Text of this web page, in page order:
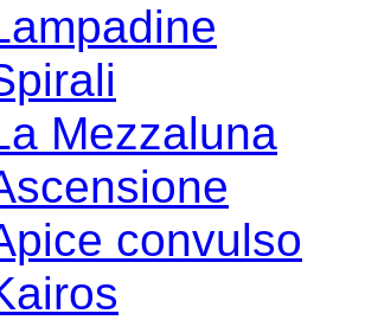
Mezzaluna
convulso